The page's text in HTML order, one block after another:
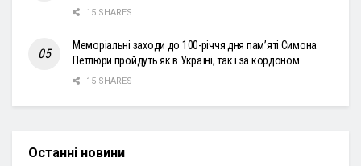
15 SHARES
Меморіальні заходи до 100-річчя дня пам’яті Симона
Петлюри пройдуть як в Україні, так і за кордоном
15 SHARES
Останні новини